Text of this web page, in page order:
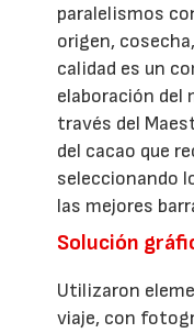
paralelismos
origen,
calidad es un
elaboración del
través del
del cacao que
seleccionando
las mejores
Solución
Utilizaron
viaje, con